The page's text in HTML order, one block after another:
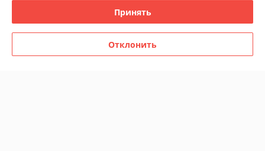
Политика обработки cookies
Сайт создан на платформе Deal.by
Принять
Отклонить